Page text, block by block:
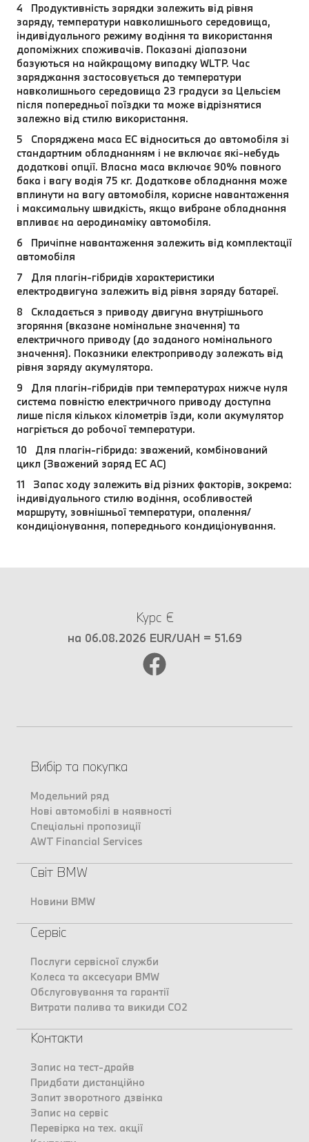
4 Продуктивність зарядки залежить від рівня
заряду, температури навколишнього середовища,
індивідуального режиму водіння та використання
допоміжних споживачів. Показані діапазони
базуються на найкращому випадку WLTP. Час
заряджання застосовується до температури
навколишнього середовища 23 градуси за Цельсієм
після попередньої поїздки та може відрізнятися
залежно від стилю використання.
5 Споряджена маса EC відноситься до автомобіля зі
стандартним обладнанням і не включає які-небудь
додаткові опції. Власна маса включає 90% повного
бака і вагу водія 75 кг. Додаткове обладнання може
вплинути на вагу автомобіля, корисне навантаження
і максимальну швидкість, якщо вибране обладнання
впливає на аеродинаміку автомобіля.
6 Причіпне навантаження залежить від комплектації
автомобіля
7 Для плагін-гібридів характеристики
електродвигуна залежить від рівня заряду батареї.
8 Складається з приводу двигуна внутрішнього
згоряння (вказане номінальне значення) та
електричного приводу (до заданого номінального
значення). Показники електроприводу залежать від
рівня заряду акумулятора.
9 Для плагін-гібридів при температурах нижче нуля
система повністю електричного приводу доступна
лише після кількох кілометрів їзди, коли акумулятор
нагріється до робочої температури.
10 Для плагін-гібрида: зважений, комбінований
цикл (Зважений заряд EC AC)
11 Запас ходу залежить від різних факторів, зокрема:
індивідуального стилю водіння, особливостей
маршруту, зовнішньої температури, опалення/
кондиціонування, попереднього кондиціонування.
Курс €
на 06.08.2026 EUR/UAH = 51.69
Вибір та покупка
Модельний ряд
Нові автомобілі в наявності
Спеціальні пропозиції
AWT Financial Services
Світ BMW
Новини BMW
Сервіс
Послуги сервісної служби
Колеса та аксесуари BMW
Обслуговування та гарантії
Витрати палива та викиди CO2
Контакти
Запис на тест-драйв
Придбати дистанційно
Запит зворотного дзвінка
Запис на сервіс
Перевірка на тех. акції